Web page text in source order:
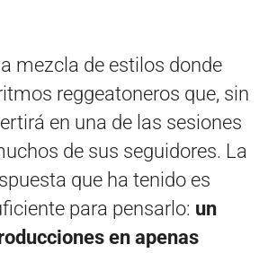
mezcla de estilos donde
reggeatoneros que, sin
en una de las sesiones
de sus seguidores. La
que ha tenido es
para pensarlo: un
en apenas